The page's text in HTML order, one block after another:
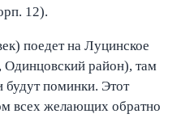
12).
поедет на Луцинское
район), там
будут поминки. Этот
всех желающих обратно